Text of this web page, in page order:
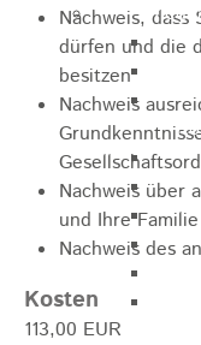
Nachweis,
dürfen und die
besitzen
Nachweis
Nachweis über
und Ihre Familie
Nachweis des
Kosten
113,00 EUR